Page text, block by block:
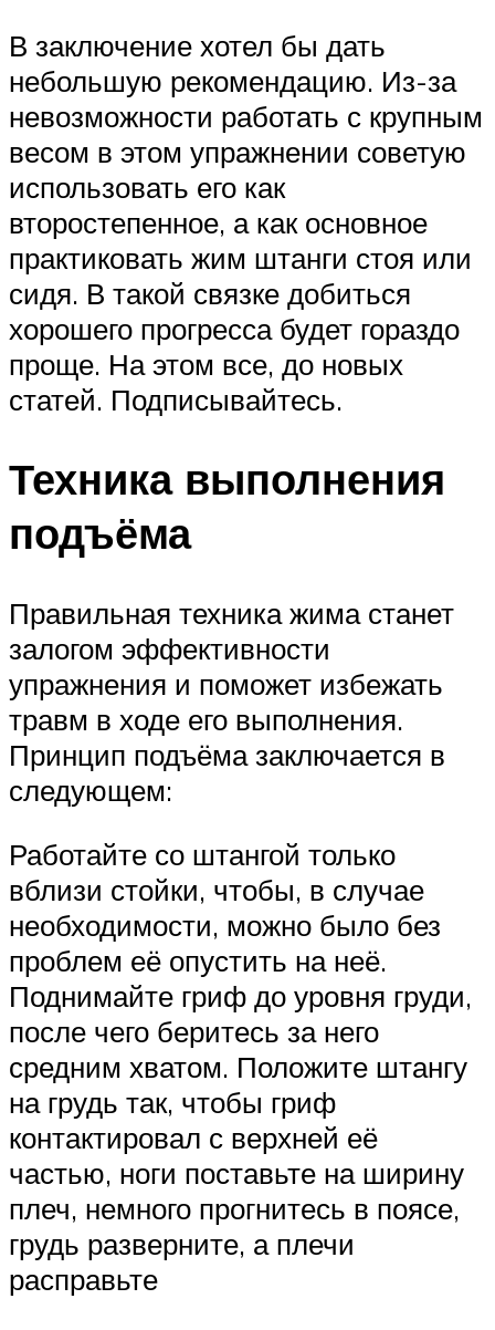
В заключение хотел бы дать
небольшую рекомендацию. Из-за
невозможности работать с крупным
весом в этом упражнении советую
использовать его как
второстепенное, а как основное
практиковать жим штанги стоя или
сидя. В такой связке добиться
хорошего прогресса будет гораздо
проще. На этом все, до новых
статей. Подписывайтесь.
Техника выполнения
подъёма
Правильная техника жима станет
залогом эффективности
упражнения и поможет избежать
травм в ходе его выполнения.
Принцип подъёма заключается в
следующем:
Работайте со штангой только
вблизи стойки, чтобы, в случае
необходимости, можно было без
проблем её опустить на неё.
Поднимайте гриф до уровня груди,
после чего беритесь за него
средним хватом. Положите штангу
на грудь так, чтобы гриф
контактировал с верхней её
частью, ноги поставьте на ширину
плеч, немного прогнитесь в поясе,
грудь разверните, а плечи
расправьте